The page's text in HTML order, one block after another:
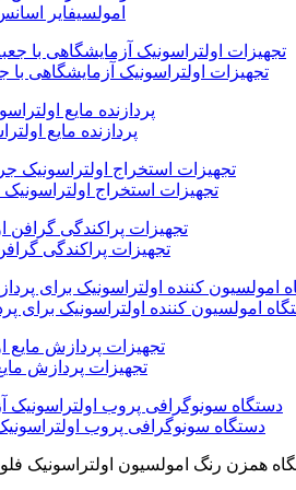
امولسیفایر
تجهیزات اولتراسونیک آزمایشگاهی با
پردازنده مایع
تجهیزات استخراج
تجهیزات پراکندگی
امولسیون کننده اولتراسونیک برای
تجهیزات پردازش
دستگاه سونوگرافی پروب